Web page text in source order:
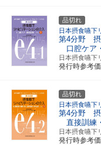
品切れ
日本摂食嚥下
第4分野 摂
口腔ケア
日本摂食嚥
発行時参考
品切れ
日本摂食嚥下
第4分野 摂
直接訓練
日本摂食嚥
発行時参考